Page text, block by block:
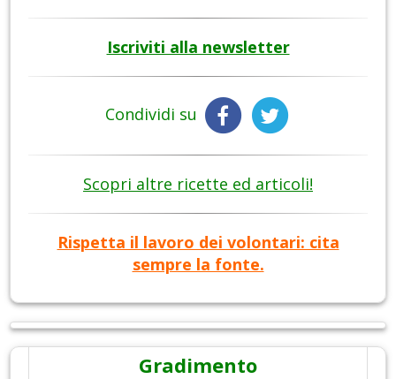
Iscriviti alla newsletter
Condividi su
Scopri altre ricette ed articoli!
Rispetta il lavoro dei volontari: cita
sempre la fonte.
Gradimento